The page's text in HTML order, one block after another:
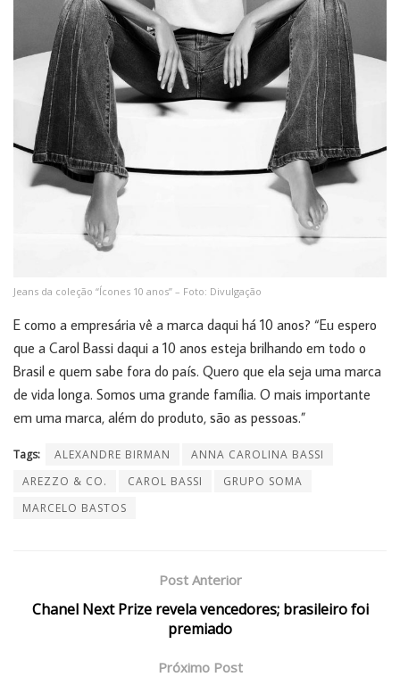
Jeans da coleção “Ícones 10 anos” – Foto: Divulgação
E como a empresária vê a marca daqui há 10 anos? “Eu espero
que a Carol Bassi daqui a 10 anos esteja brilhando em todo o
Brasil e quem sabe fora do país. Quero que ela seja uma marca
de vida longa. Somos uma grande família. O mais importante
em uma marca, além do produto, são as pessoas.”
Tags: ALEXANDRE BIRMAN
ANNA CAROLINA BASSI
AREZZO & CO.
CAROL BASSI
GRUPO SOMA
MARCELO BASTOS
Post Anterior
Chanel Next Prize revela vencedores; brasileiro foi
premiado
Próximo Post